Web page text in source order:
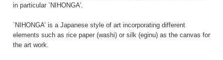
in particular `NIHONGA’.
`NIHONGA’ is a Japanese style of art incorporating different
elements such as rice paper (washi) or silk (eginu) as the canvas for
the art work.